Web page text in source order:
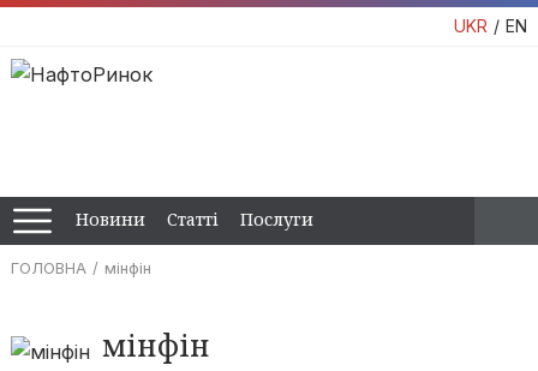
UKR EN
Новини Статті Послуги
ГОЛОВНА мінфін
мінфін